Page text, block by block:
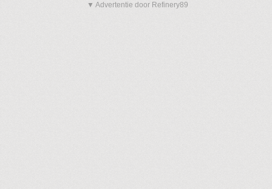
▼ Advertentie door Refinery89